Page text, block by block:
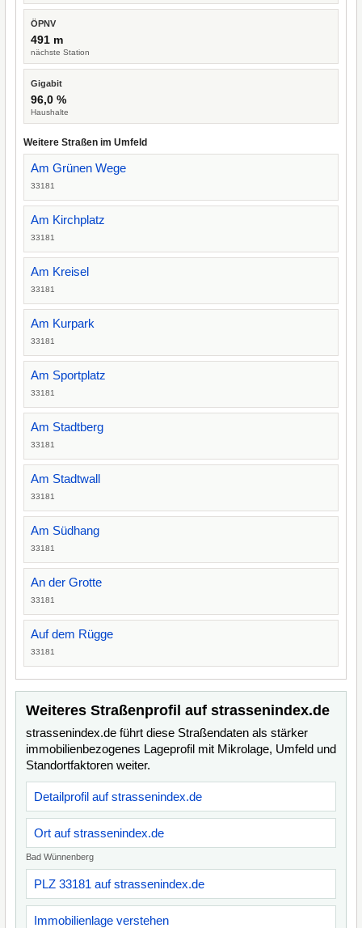
ÖPNV
491 m
nächste Station
Gigabit
96,0 %
Haushalte
Weitere Straßen im Umfeld
Am Grünen Wege
33181
Am Kirchplatz
33181
Am Kreisel
33181
Am Kurpark
33181
Am Sportplatz
33181
Am Stadtberg
33181
Am Stadtwall
33181
Am Südhang
33181
An der Grotte
33181
Auf dem Rügge
33181
Weiteres Straßenprofil auf strassenindex.de
strassenindex.de führt diese Straßendaten als stärker
immobilienbezogenes Lageprofil mit Mikrolage, Umfeld und
Standortfaktoren weiter.
Detailprofil auf strassenindex.de
Ort auf strassenindex.de
Bad Wünnenberg
PLZ 33181 auf strassenindex.de
Immobilienlage verstehen